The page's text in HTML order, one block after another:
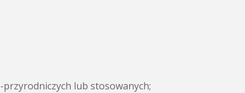
lub stosowanych;